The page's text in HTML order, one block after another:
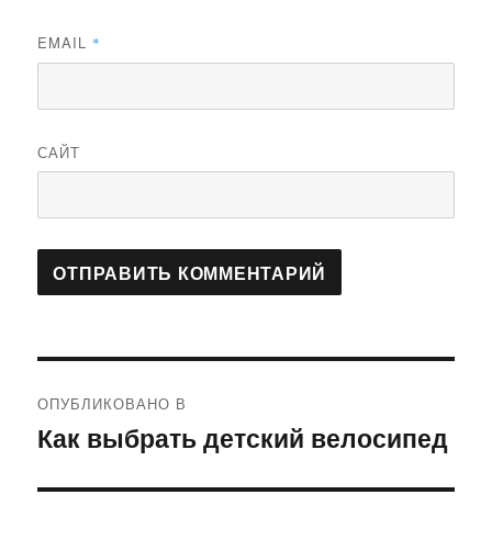
EMAIL *
САЙТ
по
ОПУБЛИКОВАНО В
Как выбрать детский велосипед